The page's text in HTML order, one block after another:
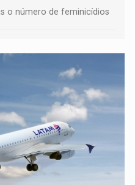
o número de feminicídios